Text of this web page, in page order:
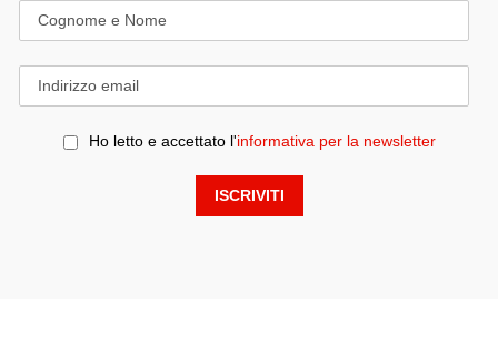
Ho letto e accettato l'informativa per la newsletter